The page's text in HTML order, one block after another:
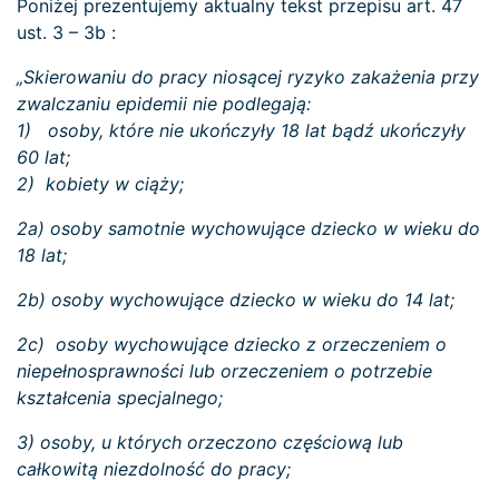
Poniżej prezentujemy aktualny tekst przepisu art. 47
ust. 3 – 3b :
„Skierowaniu do pracy niosącej ryzyko zakażenia przy
zwalczaniu epidemii nie podlegają:
1) osoby, które nie ukończyły 18 lat bądź ukończyły
60 lat;
2) kobiety w ciąży;
2a) osoby samotnie wychowujące dziecko w wieku do
18 lat;
2b) osoby wychowujące dziecko w wieku do 14 lat;
2c) osoby wychowujące dziecko z orzeczeniem o
niepełnosprawności lub orzeczeniem o potrzebie
kształcenia specjalnego;
3) osoby, u których orzeczono częściową lub
całkowitą niezdolność do pracy;